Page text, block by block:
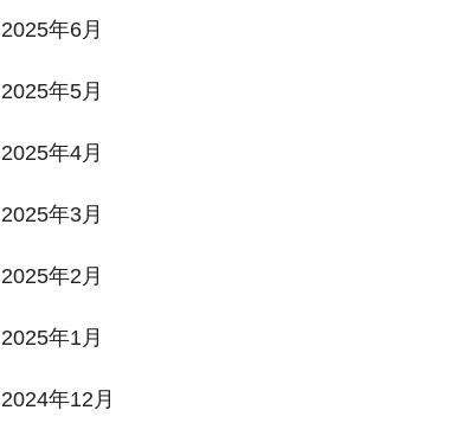
2025年6月
2025年5月
2025年4月
2025年3月
2025年2月
2025年1月
2024年12月